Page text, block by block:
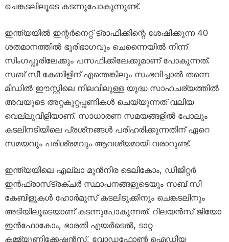
ചെങ്കടലിലൂടെ കടന്നുപോകുന്നുണ്ട്.
ഇന്ത്യയിൽ ഇന്റർനെറ്റ് ട്രാഫിക്കിന്റെ ശേഷിക്കുന്ന 40
ശതമാനത്തിൽ ഭൂരിഭാഗവും ചെന്നൈയിൽ നിന്ന്
സിംഗപ്പൂരിലേക്കും പസഫിക്കിലേക്കുമാണ് പോകുന്നത്.
സബ് സീ കേബിളിന് എന്തെങ്കിലും സംഭവിച്ചാൽ തന്നെ
മിഡിൽ ഈസ്റ്റിലെ നിലവിലുള്ള യുദ്ധ സാഹചര്യത്തിൽ
അവയുടെ അറ്റകുറ്റപ്പണികൾ ചെയ്യുന്നത് വലിയ
വെല്ലുവിളിയാണ്. സാധാരണ സമയങ്ങളിൽ പോലും
കടലിനടിയിലെ പ്രശ്‌നങ്ങൾ പരിഹരിക്കുന്നതിന് ഏറെ
സമയവും പരിശ്രമവും ആവശ്യമായി വരാറുണ്ട്.
ഇന്ത്യയിലെ എല്ലാ മുൻനിര ടെലികോം, ഡിജിറ്റർ
ഇൻഫ്രാസ്‌ട്രക്‌ചർ സ്ഥാപനങ്ങളുടെയും സബ് സീ
കേബിളുകൾ ഹോർമുസ് കടലിടുക്കിനും ചെങ്കടലിനും
അടിയിലൂടെയാണ് കടന്നുപോകുന്നത്. റിലയൻസ് ജിയോ
ഇൻഫോകോം, ഭാരതി എയർടെൽ, ടാറ്റ
കമ്മ്യൂണിക്കേഷൻസ്, വോഡഫോൺ ഐഡിയ